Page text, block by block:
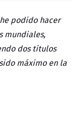
podido hacer
mundiales,
dos títulos
máximo en la